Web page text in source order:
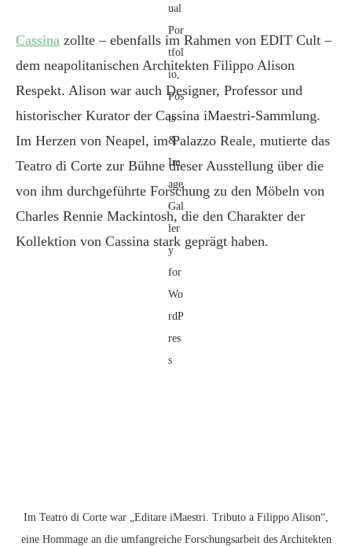
Cassina zollte – ebenfalls im Rahmen von EDIT Cult –
dem neapolitanischen Architekten Filippo Alison
Respekt. Alison war auch Designer, Professor und
historischer Kurator der Cassina iMaestri-Sammlung.
Im Herzen von Neapel, im Palazzo Reale, mutierte das
Teatro di Corte zur Bühne dieser Ausstellung über die
von ihm durchgeführte Forschung zu den Möbeln von
Charles Rennie Mackintosh, die den Charakter der
Kollektion von Cassina stark geprägt haben.
Im Teatro di Corte war „Editare iMaestri. Tributo a Filippo Alison“,
eine Hommage an die umfangreiche Forschungsarbeit des Architekten